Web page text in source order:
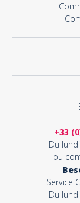
+33
Du
ou
Service
Du